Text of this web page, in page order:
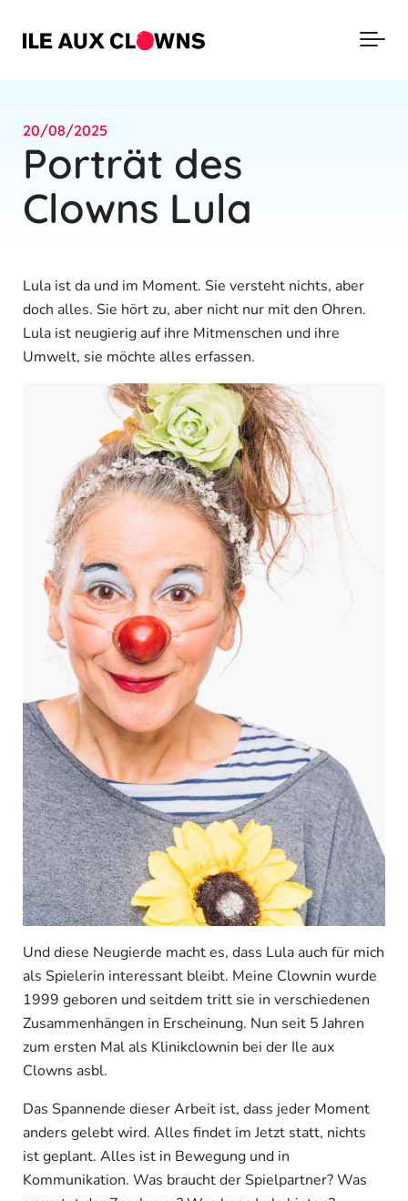
Porträt des
Clowns Lula
20/08/2025
Lula ist da und im Moment. Sie versteht nichts, aber
doch alles. Sie hört zu, aber nicht nur mit den Ohren.
Lula ist neugierig auf ihre Mitmenschen und ihre
Umwelt, sie möchte alles erfassen.
Und diese Neugierde macht es, dass Lula auch für mich
als Spielerin interessant bleibt. Meine Clownin wurde
1999 geboren und seitdem tritt sie in verschiedenen
Zusammenhängen in Erscheinung. Nun seit 5 Jahren
zum ersten Mal als Klinikclownin bei der Ile aux
Clowns asbl.
Das Spannende dieser Arbeit ist, dass jeder Moment
anders gelebt wird. Alles findet im Jetzt statt, nichts
ist geplant. Alles ist in Bewegung und in
Kommunikation. Was braucht der Spielpartner? Was